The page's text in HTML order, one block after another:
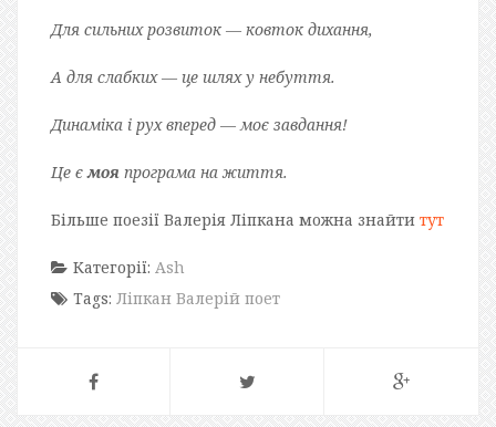
Для сильних розвиток — ковток дихання,
А для слабких — це шлях у небуття.
Динаміка і рух вперед — моє завдання!
Це ємоя програма на життя.
Більше поезії Валерія Ліпкана можна знайти тут
Категорії: Ash
Tags: Ліпкан Валерій поет